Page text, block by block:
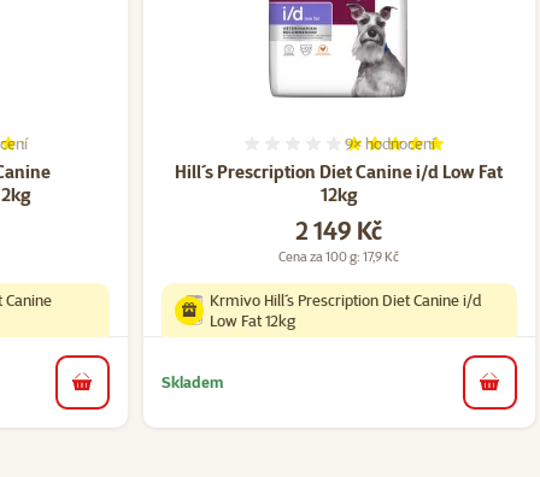
84%, počet hodnocení: 5
Canine
do košíku
Hill´s Prescription Diet Canine i/d Low Fat
12kg
Hodnocení 100%, počet
9× hodnocení
Cena
2 149 Kč
Cena za 100 g: 17,9 Kč
Krmivo Hill´s Prescription Diet Canine i/d
Low Fat 12kg
Skladem do